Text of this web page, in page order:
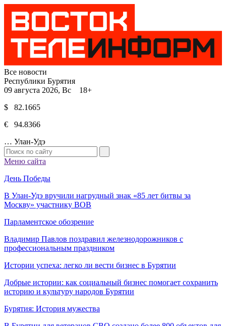
Все новости
Республики Бурятия
09 августа 2026, Вс 18+
$ 82.1665
€ 94.8366
… Улан-Удэ
Меню сайта
День Победы
В Улан-Удэ вручили нагрудный знак «85 лет битвы за
Москву» участнику ВОВ
Парламентское обозрение
Владимир Павлов поздравил железнодорожников с
профессиональным праздником
Истории успеха: легко ли вести бизнес в Бурятии
Добрые истории: как социальный бизнес помогает сохранить
историю и культуру народов Бурятии
Бурятия: История мужества